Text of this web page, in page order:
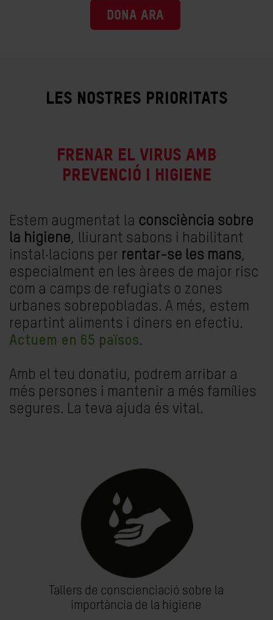
DONA ARA
LES NOSTRES PRIORITATS
FRENAR EL VIRUS AMB
PREVENCIÓ I HIGIENE
Estem augmentat la consciència sobre
la higiene, lliurant sabons i habilitant
instal·lacions per rentar-se les mans,
especialment en les àrees de major risc
com a camps de refugiats o zones
urbanes sobrepobladas. A més, estem
repartint aliments i diners en efectiu.
Actuem en 65 països.
Amb el teu donatiu, podrem arribar a
més persones i mantenir a més famílies
segures. La teva ajuda és vital.
Tallers de conscienciació sobre la
importància de la higiene